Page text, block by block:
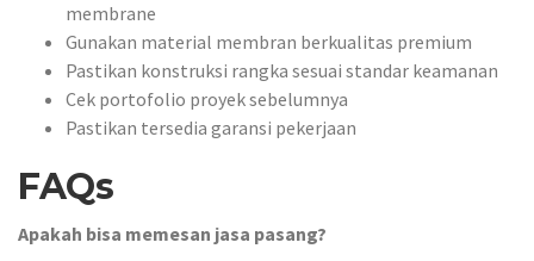
membrane
Gunakan material membran berkualitas premium
Pastikan konstruksi rangka sesuai standar keamanan
Cek portofolio proyek sebelumnya
Pastikan tersedia garansi pekerjaan
FAQs
Apakah bisa memesan jasa pasang?